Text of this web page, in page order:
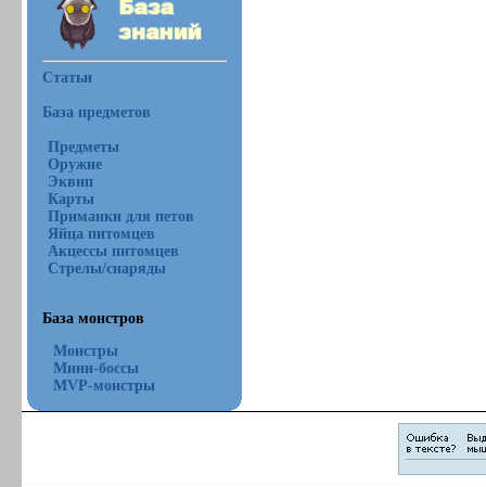
Статьи
База предметов
Предметы
Оружие
Эквип
Карты
Приманки для петов
Яйца питомцев
Акцессы питомцев
Стрелы/снаряды
База монстров
Монстры
Мини-боссы
MVP-монстры